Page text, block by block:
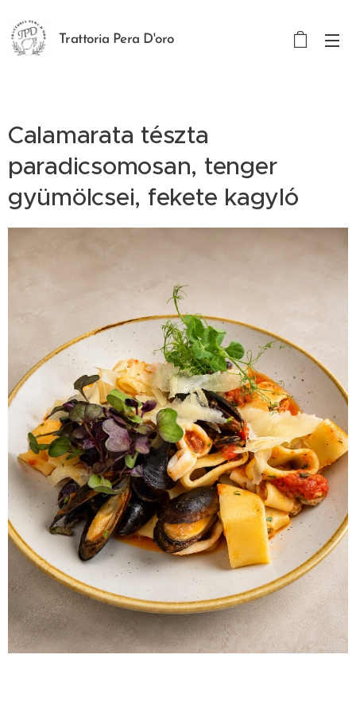
Trattoria Pera D'oro
Calamarata tészta
paradicsomosan, tenger
gyümölcsei, fekete kagyló